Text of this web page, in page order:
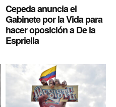
Cepeda anuncia el
Gabinete por la Vida para
hacer oposición a De la
Espriella